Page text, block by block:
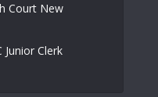
Court New
Clerk